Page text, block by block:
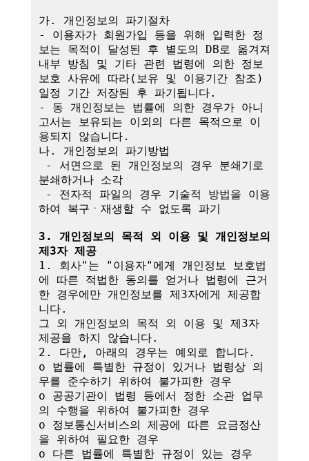
가. 개인정보의 파기절차
- 이용자가 회원가입 등을 위해 입력한 정
보는 목적이 달성된 후 별도의 DB로 옮겨져
내부 방침 및 기타 관련 법령에 의한 정보
보호 사유에 따라(보유 및 이용기간 참조)
일정 기간 저장된 후 파기됩니다.
- 동 개인정보는 법률에 의한 경우가 아니
고서는 보유되는 이외의 다른 목적으로 이
용되지 않습니다.
나. 개인정보의 파기방법
분쇄하거나 소각
하여 복구ㆍ재생할 수 없도록 파기
3. 개인정보의 목적 외 이용 및 개인정보의
제3자 제공
1. 회사"는 "이용자"에게 개인정보 보호법
에 따른 적법한 동의를 얻거나 법령에 근거
한 경우에만 개인정보를 제3자에게 제공합
니다.
그 외 개인정보의 목적 외 이용 및 제3자
제공을 하지 않습니다.
2. 다만, 아래의 경우는 예외로 합니다.
o 법률에 특별한 규정이 있거나 법령상 의
무를 준수하기 위하여 불가피한 경우
o 공공기관이 법령 등에서 정한 소관 업무
의 수행을 위하여 불가피한 경우
o 정보통신서비스의 제공에 따른 요금정산
을 위하여 필요한 경우
o 다른 법률에 특별한 규정이 있는 경우